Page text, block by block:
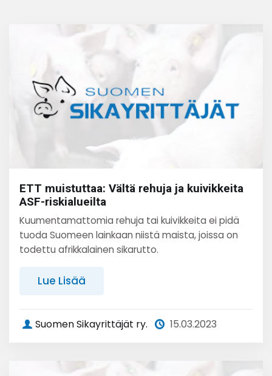
ETT muistuttaa: Vältä rehuja ja kuivikkeita
ASF-riskialueilta
Kuumentamattomia rehuja tai kuivikkeita ei pidä
tuoda Suomeen lainkaan niistä maista, joissa on
todettu afrikkalainen sikarutto.
Lue Lisää
Suomen Sikayrittäjät ry. 15.03.2023